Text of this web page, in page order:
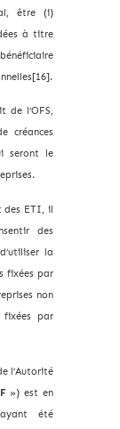
être (i)
à titre
de l’OFS,
créances
seront le
des ETI, il
des
la
fixées par
non
fixées par
l’Autorité
») est en
été